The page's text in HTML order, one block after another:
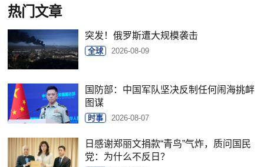
热门文章
突发！俄罗斯遭大规模袭击
全球 2026-08-09
国防部：中国军队坚决反制任何闹海挑衅
图谋
时事 2026-08-07
日感谢郑丽文捐款“青鸟”气炸，质问国民
党：为什么不反日？